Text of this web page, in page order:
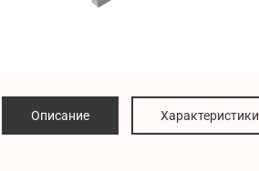
Описание Характеристики